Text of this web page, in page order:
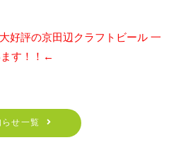
好評の京田辺クラフトビール 一
ます！！←
らせ一覧